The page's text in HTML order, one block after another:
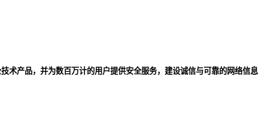
术产品，并为数百万计的用户提供安全服务，建设诚信与可靠的网络信息